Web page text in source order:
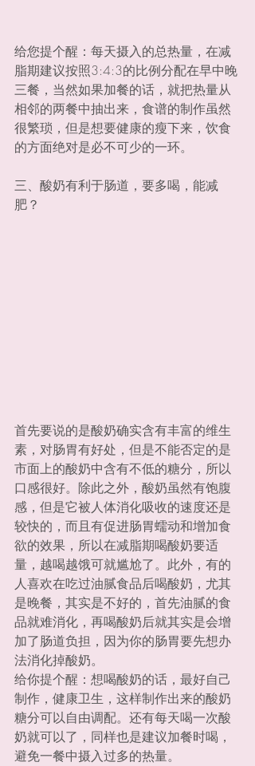
给您提个醒：每天摄入的总热量，在减
脂期建议按照3:4:3的比例分配在早中晚
三餐，当然如果加餐的话，就把热量从
相邻的两餐中抽出来，食谱的制作虽然
很繁琐，但是想要健康的瘦下来，饮食
的方面绝对是必不可少的一环。
三、酸奶有利于肠道，要多喝，能减
肥？
首先要说的是酸奶确实含有丰富的维生
素，对肠胃有好处，但是不能否定的是
市面上的酸奶中含有不低的糖分，所以
口感很好。除此之外，酸奶虽然有饱腹
感，但是它被人体消化吸收的速度还是
较快的，而且有促进肠胃蠕动和增加食
欲的效果，所以在减脂期喝酸奶要适
量，越喝越饿可就尴尬了。此外，有的
人喜欢在吃过油腻食品后喝酸奶，尤其
是晚餐，其实是不好的，首先油腻的食
品就难消化，再喝酸奶后就其实是会增
加了肠道负担，因为你的肠胃要先想办
法消化掉酸奶。
给你提个醒：想喝酸奶的话，最好自己
制作，健康卫生，这样制作出来的酸奶
糖分可以自由调配。还有每天喝一次酸
奶就可以了，同样也是建议加餐时喝，
避免一餐中摄入过多的热量。